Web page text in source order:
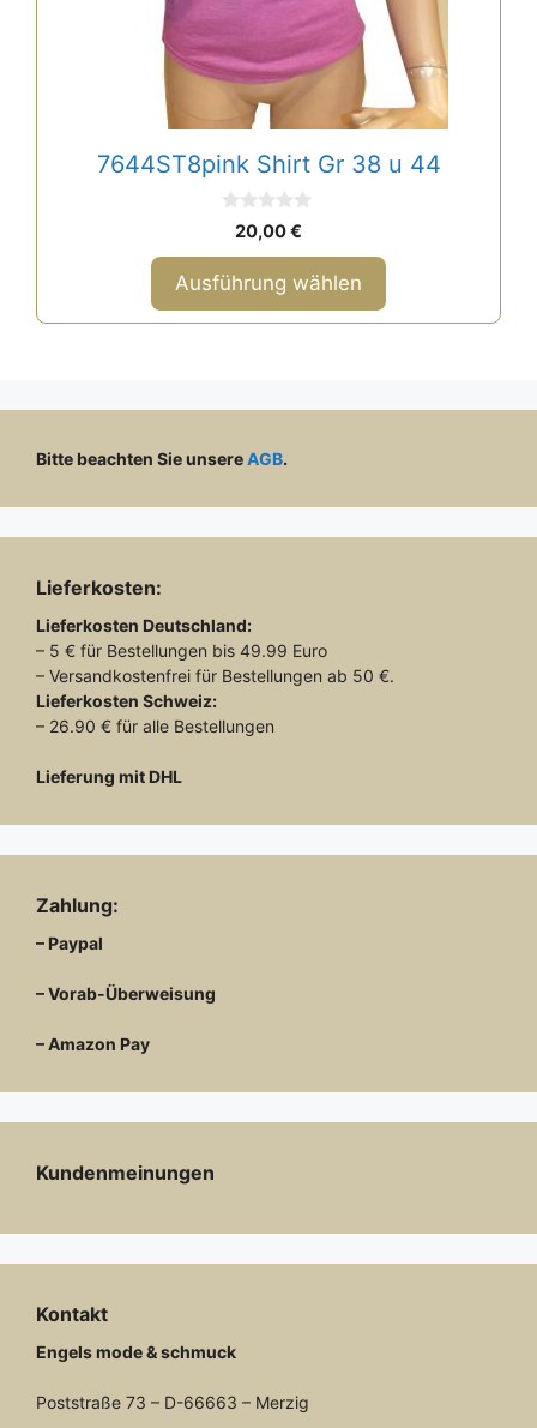
7644ST8pink Shirt Gr 38 u 44
o
n
5
20,00€
Ausführung wählen
Bitte beachten Sie unsereAGB.
Lieferkosten:
Lieferkosten Deutschland:
– 5 € für Bestellungen bis 49.99 Euro
– Versandkostenfrei für Bestellungen ab 50 €.
Lieferkosten Schweiz:
– 26.90 € für alle Bestellungen
Lieferung mit DHL
Zahlung:
– Paypal
– Vorab-Überweisung
– Amazon Pay
Kundenmeinungen
Kontakt
Engels mode & schmuck
Poststraße 73 – D-66663 – Merzig